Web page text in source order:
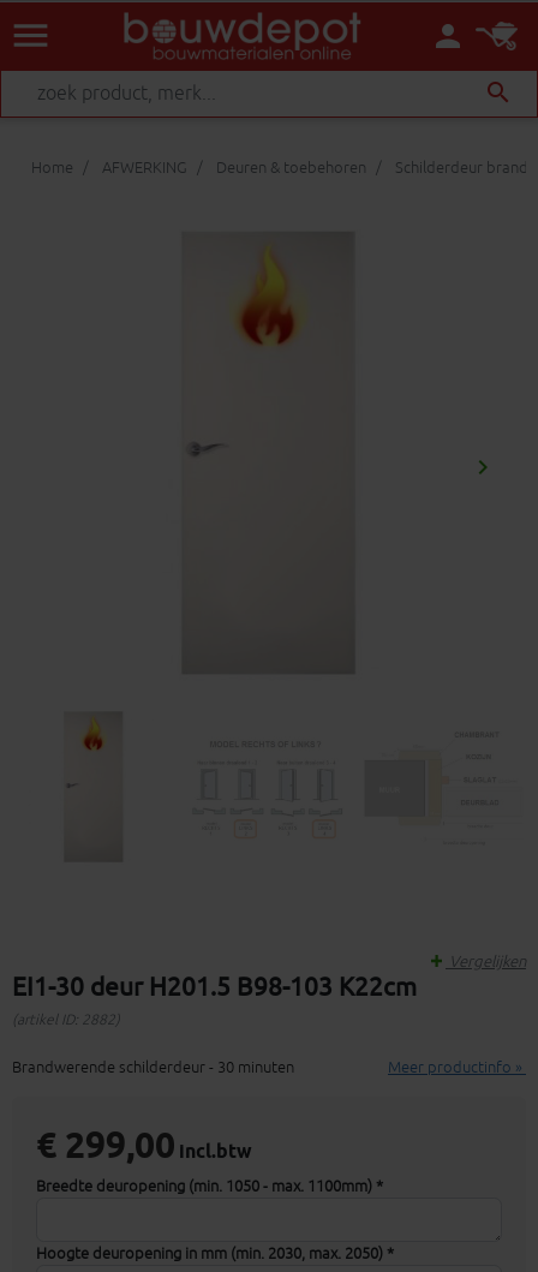
person
menu
search
Home AFWERKING Deuren & toebehoren Schilderdeur
keyboard_arrow_right
EI1-30 deur H201.5 B98-103 K22cm
(artikel ID: 2882)
Vergelijken
Brandwerende schilderdeur - 30 minuten Meer productinfo »
€ 299,00 incl.btw
Breedte deuropening (min. 1050 - max. 1100mm) *
Hoogte deuropening in mm (min. 2030, max. 2050) *